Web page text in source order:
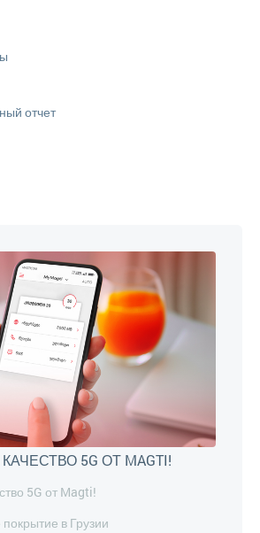
отчет
5G ОТ MAGTI!
5G от Magti!
в Грузии